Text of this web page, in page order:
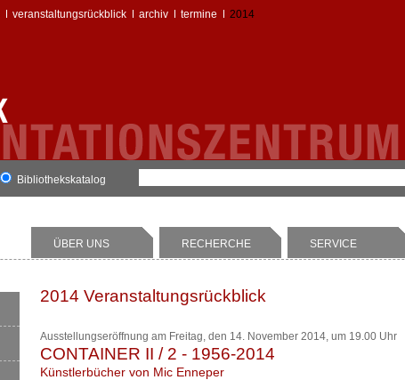
veranstaltungsrückblick archiv termine 2014
Bibliothekskatalog
ÜBER UNS RECHERCHE SERVICE
2014 Veranstaltungsrückblick
Ausstellungseröffnung am Freitag, den 14. November 2014, um 19.00 Uhr
CONTAINER II / 2 - 1956-2014
Künstlerbücher von Mic Enneper